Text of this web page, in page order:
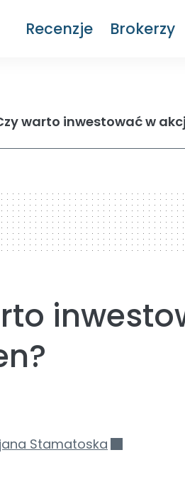
Recenzje Brokerzy
warto inwestować w
Stamatoska